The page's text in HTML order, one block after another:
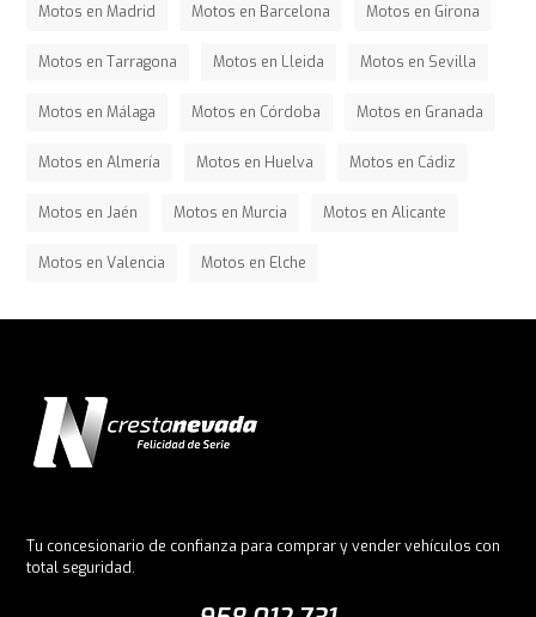
Motos en Madrid Motos en Barcelona Motos en Girona
Motos en Tarragona Motos en Lleida Motos en Sevilla
Motos en Málaga Motos en Córdoba Motos en Granada
Motos en Almería Motos en Huelva Motos en Cádiz
Motos en Jaén Motos en Murcia Motos en Alicante
Motos en Valencia Motos en Elche
Tu concesionario de confianza para comprar y vender vehículos con
total seguridad.